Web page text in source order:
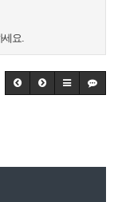
세요.